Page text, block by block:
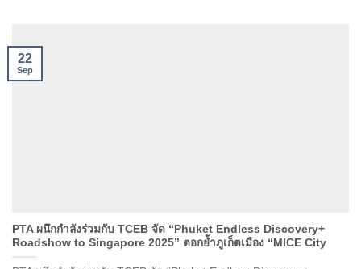
PTA ผนึกกำลังร่วมกับ TCEB จัด “Phuket Endless Discovery+
Roadshow to Singapore 2025” ตอกย้ำภูเก็ตเมือง “MICE City
22
Sep